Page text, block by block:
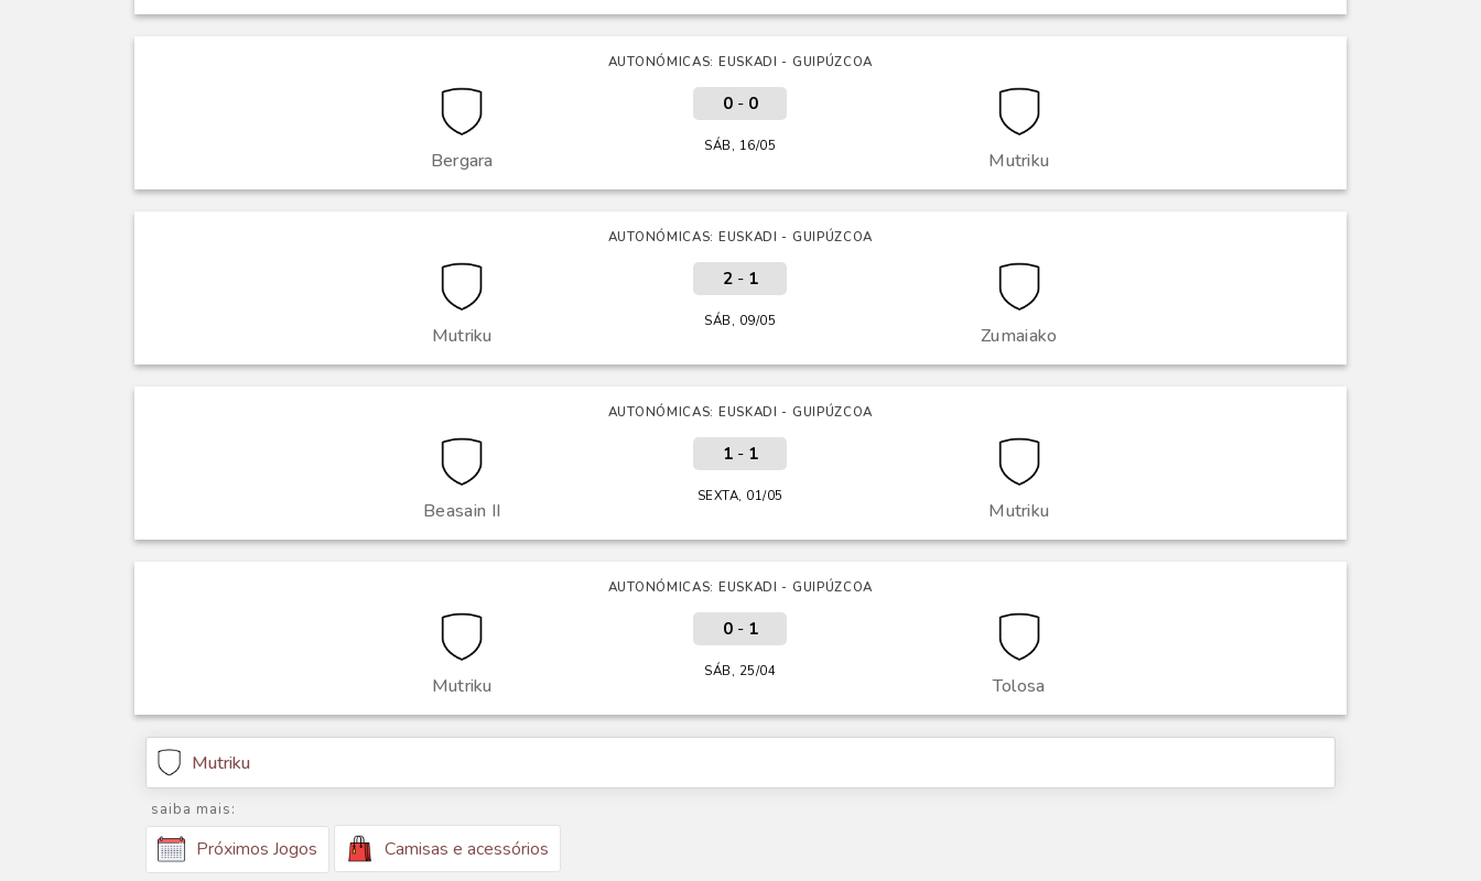
AUTONÓMICAS: EUSKADI - GUIPÚZCOA
Bergara Mutriku
0- 0
SÁB, 16/05
AUTONÓMICAS: EUSKADI - GUIPÚZCOA
Mutriku Zumaiako
2- 1
SÁB, 09/05
AUTONÓMICAS: EUSKADI - GUIPÚZCOA
Beasain II Mutriku
1- 1
SEXTA, 01/05
AUTONÓMICAS: EUSKADI - GUIPÚZCOA
Mutriku Tolosa
0- 1
SÁB, 25/04
Mutriku
saiba mais:
Próximos Jogos Camisas e acessórios